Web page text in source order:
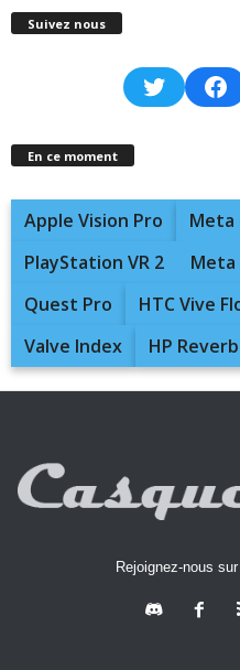
Suivez nous
Twitter
En ce moment
Apple Vision Pro
Meta
PlayStation VR 2
Meta
Quest Pro
HTC Vive
Valve Index
HP
Rejoignez-nous